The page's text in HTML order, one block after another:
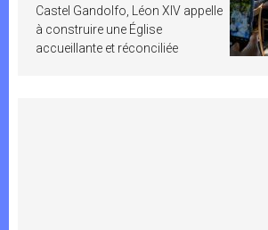
Castel Gandolfo, Léon XIV appelle
à construire une Église
accueillante et réconciliée